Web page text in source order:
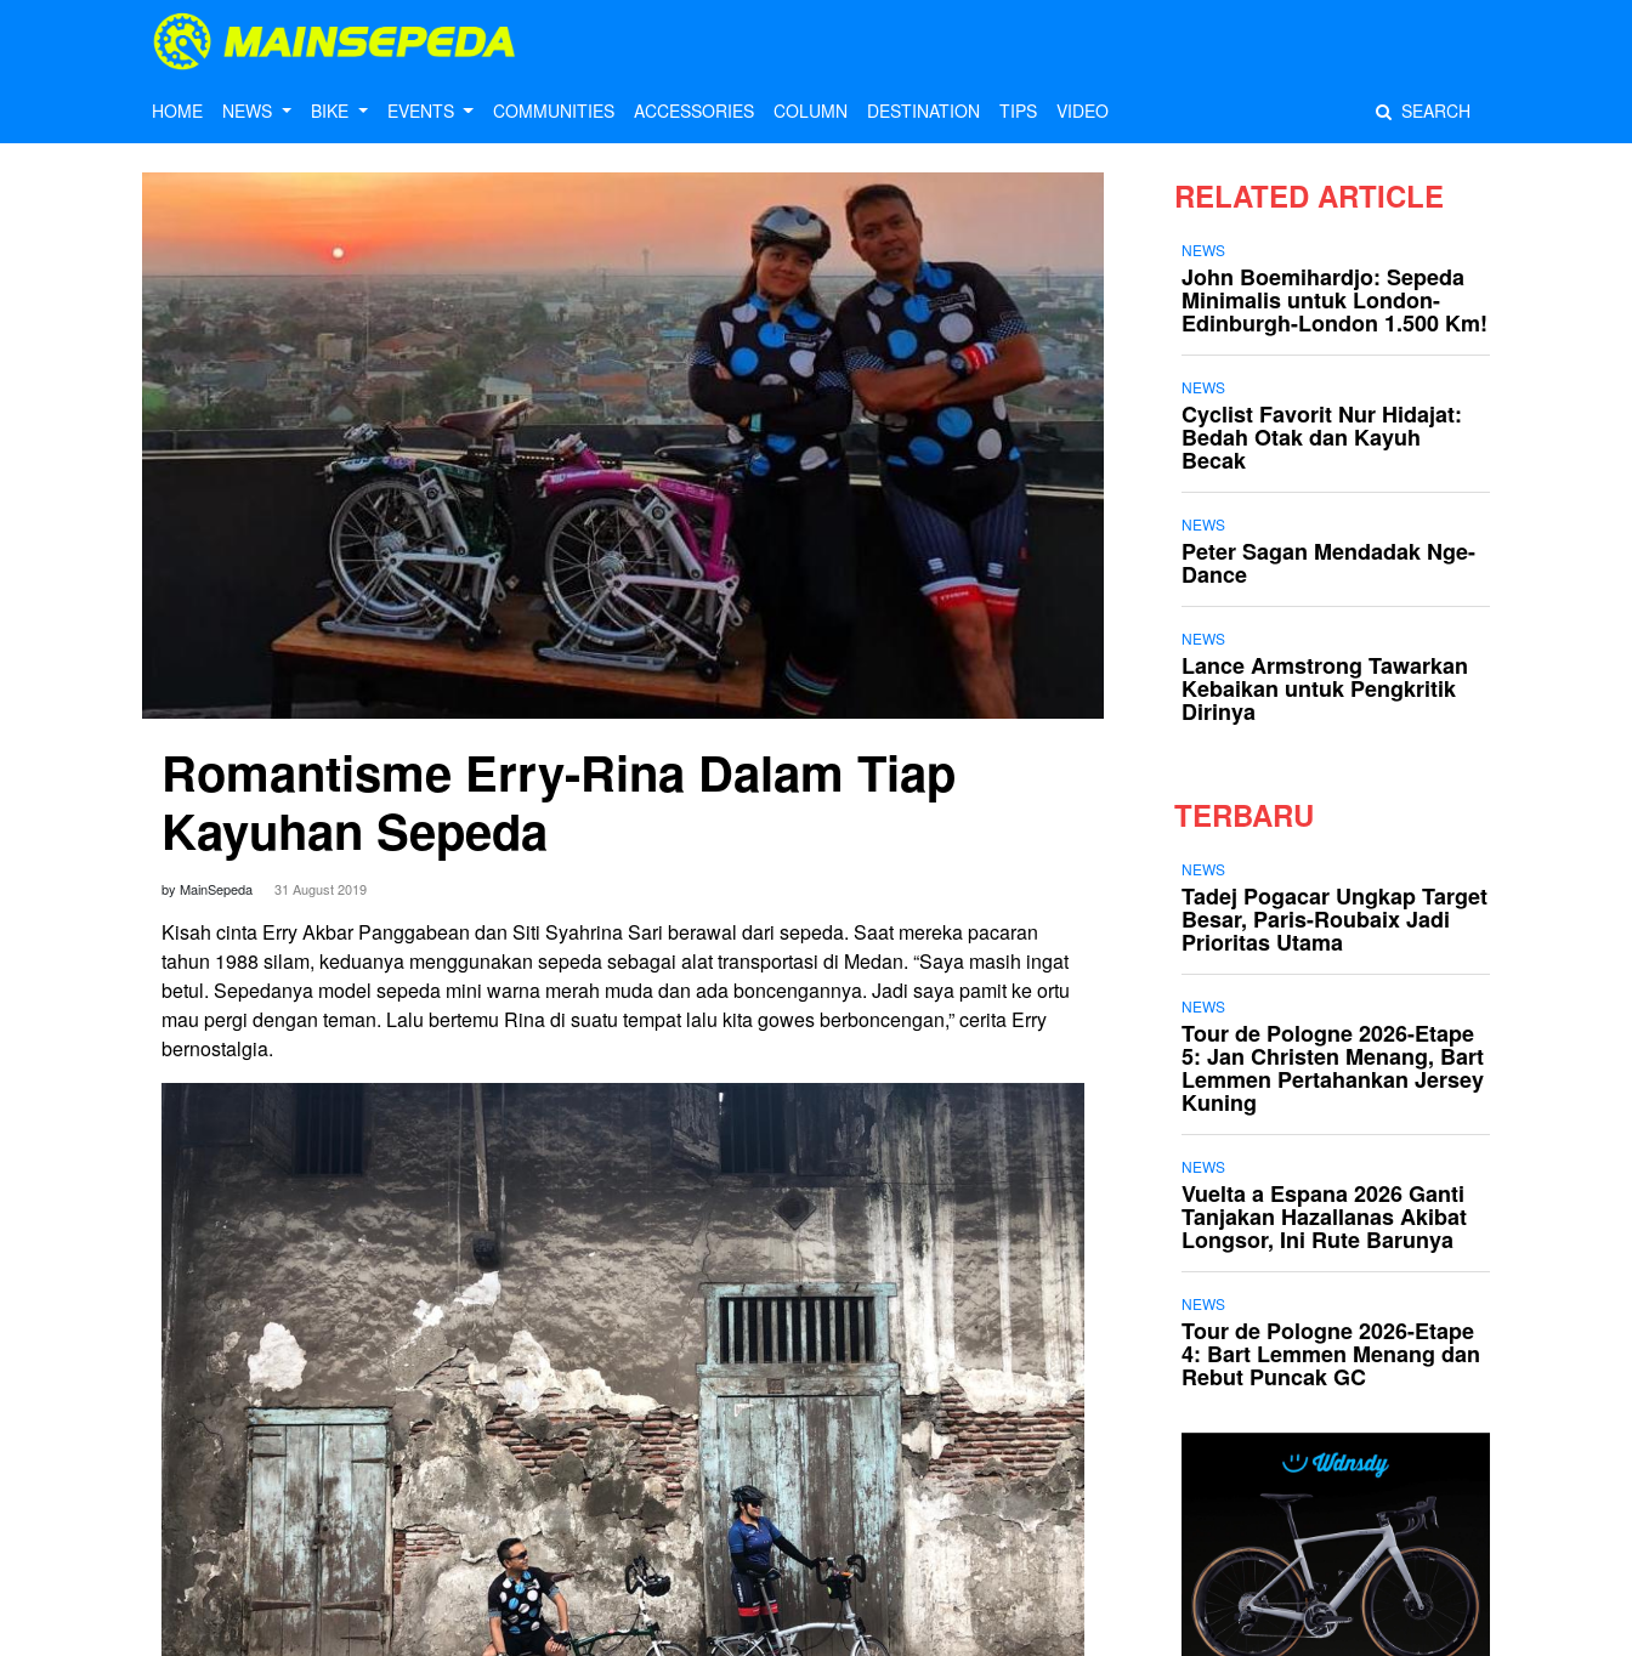
HOME NEWS BIKE EVENTS COMMUNITIES ACCESSORIES COLUMN DESTINATION TIPS VIDEO SEARCH
Romantisme Erry-Rina Dalam Tiap
Kayuhan Sepeda
by MainSepeda 31 August 2019
Kisah cinta Erry Akbar Panggabean dan Siti Syahrina Sari berawal dari sepeda. Saat mereka pacaran
tahun 1988 silam, keduanya menggunakan sepeda sebagai alat transportasi di Medan. “Saya masih ingat
betul. Sepedanya model sepeda mini warna merah muda dan ada boncengannya. Jadi saya pamit ke ortu
mau pergi dengan teman. Lalu bertemu Rina di suatu tempat lalu kita gowes berboncengan,” cerita Erry
bernostalgia.
RELATED ARTICLE
NEWS
John Boemihardjo: Sepeda
Minimalis untuk London-
Edinburgh-London 1.500 Km!
NEWS
Cyclist Favorit Nur Hidajat:
Bedah Otak dan Kayuh
Becak
NEWS
Peter Sagan Mendadak Nge-
Dance
NEWS
Lance Armstrong Tawarkan
Kebaikan untuk Pengkritik
Dirinya
TERBARU
NEWS
Tadej Pogacar Ungkap Target
Besar, Paris-Roubaix Jadi
Prioritas Utama
NEWS
Tour de Pologne 2026-Etape
5: Jan Christen Menang, Bart
Lemmen Pertahankan Jersey
Kuning
NEWS
Vuelta a Espana 2026 Ganti
Tanjakan Hazallanas Akibat
Longsor, Ini Rute Barunya
NEWS
Tour de Pologne 2026-Etape
4: Bart Lemmen Menang dan
Rebut Puncak GC